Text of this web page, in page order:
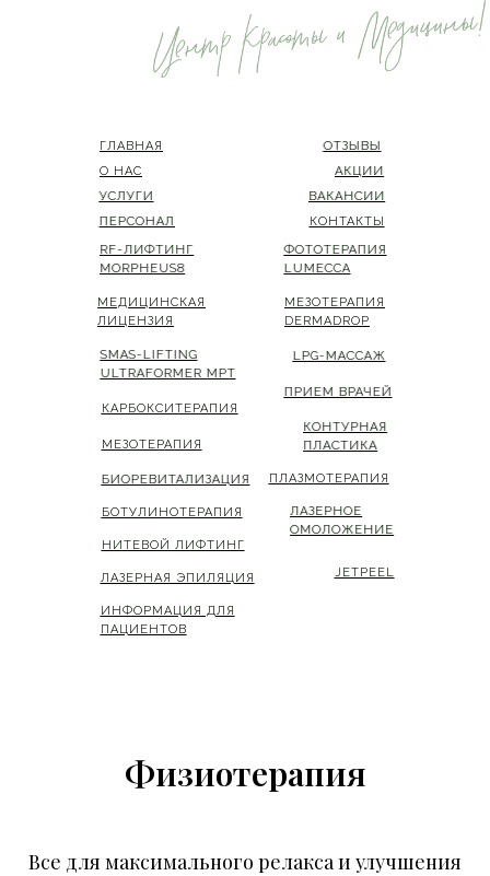
JETPEEL
ИНФОРМАЦИЯ ДЛЯ
ПАЦИЕНТОВ
ЛАЗЕРНАЯ ЭПИЛЯЦИЯ
НИТЕВОЙ ЛИФТИНГ
ПРИЕМ ВРАЧЕЙ
КАРБОКСИТЕРАПИЯ
RF-ЛИФТИНГ
MORPHEUS8
RF-ЛИФТИНГ
MORPHEUS8
ВАКАНСИИ
ВАКАНСИИ
SMAS-LIFTING
ULTRAFORMER MPT
ФОТОТЕРАПИЯ
LUMECCA
ФОТОТЕРАПИЯ
LUMECCA
ГЛАВНАЯ
ГЛАВНАЯ
О НАС
О НАС
УСЛУГИ
УСЛУГИ
ПЕРСОНАЛ
ПЕРСОНАЛ
АКЦИИ
АКЦИИ
ОТЗЫВЫ
ОТЗЫВЫ
КОНТАКТЫ
КОНТАКТЫ
МЕДИЦИНСКАЯ
ЛИЦЕНЗИЯ
МЕДИЦИНСКАЯ
ЛИЦЕНЗИЯ
МЕЗОТЕРАПИЯ
DERMADROP
МЕЗОТЕРАПИЯ
DERMADROP
SMAS-LIFTING
ULTRAFORMER MPT
КАРБОКСИТЕРАПИЯ
LPG-МАССАЖ
LPG-МАССАЖ
ПРИЕМ ВРАЧЕЙ
МЕЗОТЕРАПИЯ
МЕЗОТЕРАПИЯ
БИОРЕВИТАЛИЗАЦИЯ
БИОРЕВИТАЛИЗАЦИЯ
БОТУЛИНОТЕРАПИЯ
БОТУЛИНОТЕРАПИЯ
КОНТУРНАЯ
ПЛАСТИКА
КОНТУРНАЯ
ПЛАСТИКА
НИТЕВОЙ ЛИФТИНГ
ПЛАЗМОТЕРАПИЯ
ПЛАЗМОТЕРАПИЯ
ЛАЗЕРНАЯ ЭПИЛЯЦИЯ
ИНФОРМАЦИЯ ДЛЯ
ПАЦИЕНТОВ
ЛАЗЕРНОЕ
ОМОЛОЖЕНИЕ
ЛАЗЕРНОЕ
ОМОЛОЖЕНИЕ
JETPEEL
Физиотерапия
Все для максимального релакса и улучшения